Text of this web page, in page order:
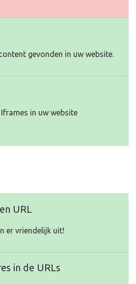
gevonden in uw website.
in uw website
URL
er vriendelijk uit!
in de URLs